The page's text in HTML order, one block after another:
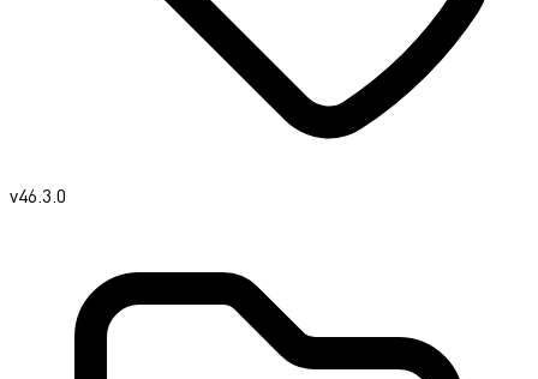
v46.3.0